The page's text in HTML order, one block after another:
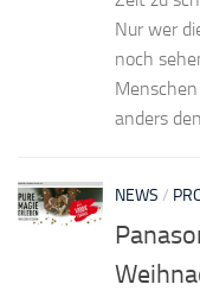
Nur wer
noch
anders
NEWS /